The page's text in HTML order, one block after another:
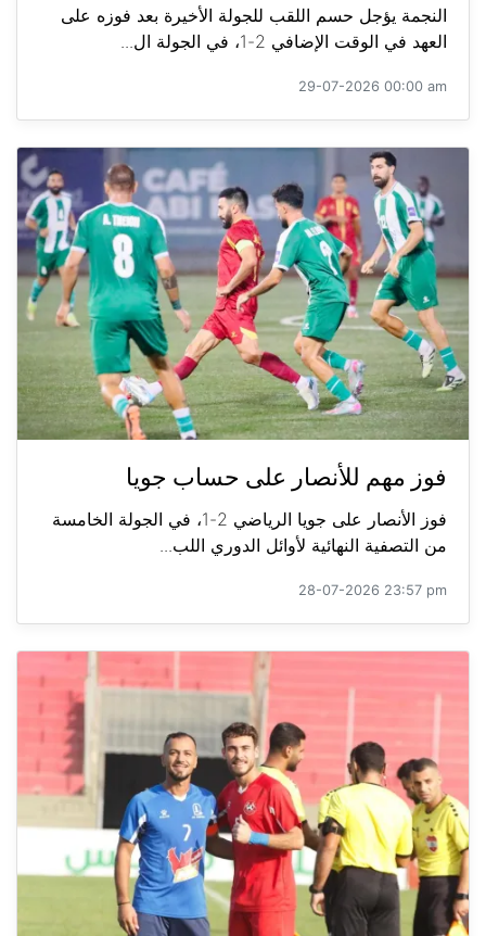
النجمة يؤجل حسم اللقب للجولة الأخيرة بعد فوزه على
العهد في الوقت الإضافي 2-1، في الجولة ال...
29-07-2026 00:00 am
فوز مهم للأنصار على حساب جويا
فوز الأنصار على جويا الرياضي 2-1، في الجولة الخامسة
من التصفية النهائية لأوائل الدوري اللب...
28-07-2026 23:57 pm